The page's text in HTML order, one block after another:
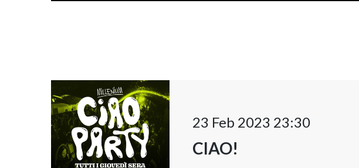
23 Feb 2023 23:30
CIAO!